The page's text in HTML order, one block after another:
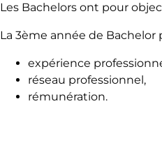
Les Bachelors ont pour
La 3ème année de
expérience
réseau professionnel,
rémunération.